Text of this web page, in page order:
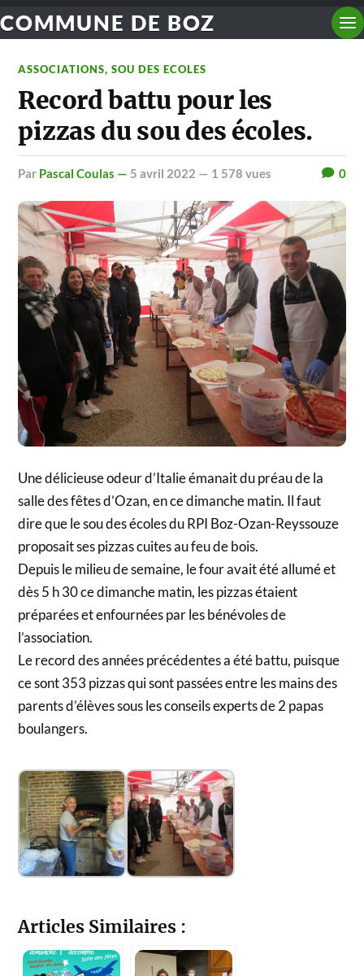
COMMUNE DE BOZ
ASSOCIATIONS,SOU DES ECOLES
Record battu pour les
pizzas du sou des écoles.
par Pascal Coulas — 5 avril 2022 — 1 578 vues 0
Une délicieuse odeur d’Italie émanait du préau de la
salle des fêtes d’Ozan, en ce dimanche matin. Il faut
dire que le sou des écoles du RPI Boz-Ozan-Reyssouze
proposait ses pizzas cuites au feu de bois.
Depuis le milieu de semaine, le four avait été allumé et
dès 5 h 30 ce dimanche matin, les pizzas étaient
préparées et enfournées par les bénévoles de
l’association.
Le record des années précédentes a été battu, puisque
ce sont 353 pizzas qui sont passées entre les mains des
parents d’élèves sous les conseils experts de 2 papas
boulangers.
Articles Similaires :